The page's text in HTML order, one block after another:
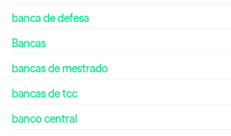
banca de defesa
Bancas
bancas de mestrado
bancas de tcc
banco central